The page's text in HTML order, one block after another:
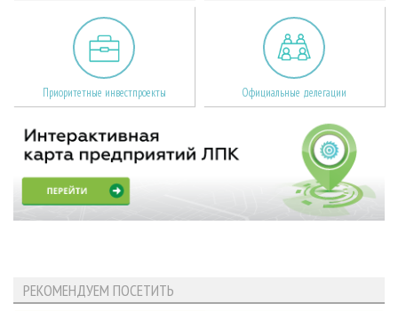
Приоритетные инвестпроекты Официальные делегации
РЕКОМЕНДУЕМ ПОСЕТИТЬ